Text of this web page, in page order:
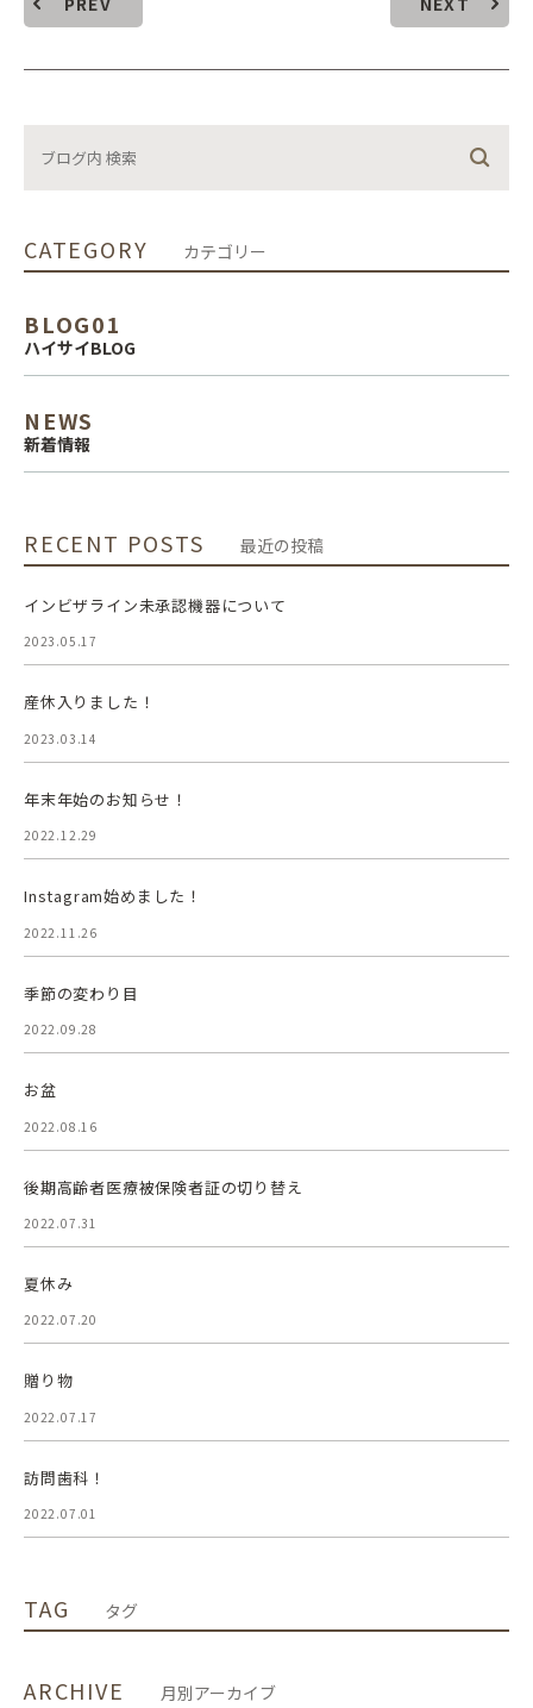
CATEGORY カテゴリー
BLOG01
ハイサイBLOG
NEWS
新着情報
RECENT POSTS 最近の投稿
インビザライン未承認機器について
2023.05.17
産休入りました！
2023.03.14
年末年始のお知らせ！
2022.12.29
Instagram始めました！
2022.11.26
季節の変わり目
2022.09.28
お盆
2022.08.16
後期高齢者医療被保険者証の切り替え
2022.07.31
夏休み
2022.07.20
贈り物
2022.07.17
訪問歯科！
2022.07.01
TAG タグ
ARCHIVE 月別アーカイブ